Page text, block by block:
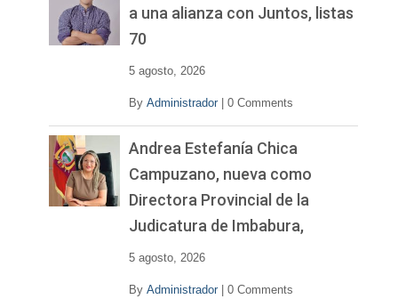
a una alianza con Juntos, listas
70
5 agosto, 2026
By Administrador 0 Comments
Andrea Estefanía Chica
Campuzano, nueva como
Directora Provincial de la
Judicatura de Imbabura,
5 agosto, 2026
By Administrador 0 Comments